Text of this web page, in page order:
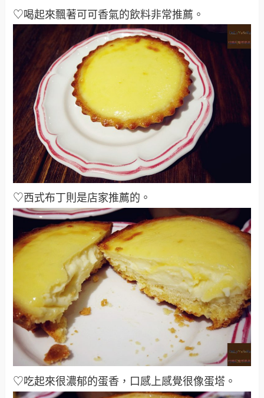
♡喝起來飄著可可香氣的飲料非常推薦。
♡西式布丁則是店家推薦的。
♡吃起來很濃郁的蛋香，口感上感覺很像蛋塔 。